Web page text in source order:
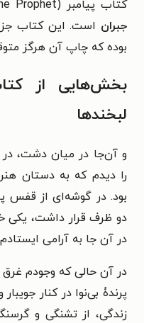
کتاب پیامبر (The Prophet)، مشهورترین اثر
جبران است. این کتاب جز
بوده که چاپ آن هرگز
بخش‌هایی از
لبخند‌ها
و آن‌جا در میان دشت، در
را دیدم که به دستان
‌بود. در گوشه‌ای از قفس
دو ظرف قرار داشت، یکی
در آن جا به ‌آرامی
در آن‌ حالی که وجودم غرق
پرندۀ بی‌نوا در کنار
زندگی، از تشنگی و